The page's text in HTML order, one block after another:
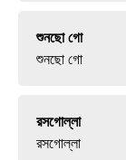
শুনছো গো
শুনছো গো
রসগোল্লা
রসগোল্লা